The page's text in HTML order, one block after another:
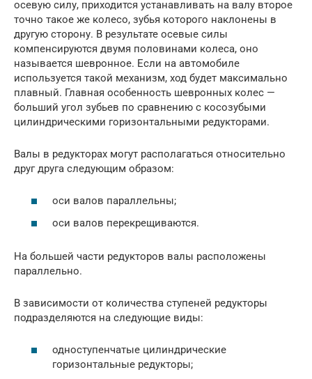
осевую силу, приходится устанавливать на валу второе
точно такое же колесо, зубья которого наклонены в
другую сторону. В результате осевые силы
компенсируются двумя половинами колеса, оно
называется шевронное. Если на автомобиле
используется такой механизм, ход будет максимально
плавный. Главная особенность шевронных колес —
больший угол зубьев по сравнению с косозубыми
цилиндрическими горизонтальными редукторами.
Валы в редукторах могут располагаться относительно
друг друга следующим образом:
оси валов параллельны;
оси валов перекрещиваются.
На большей части редукторов валы расположены
параллельно.
В зависимости от количества ступеней редукторы
подразделяются на следующие виды:
одноступенчатые цилиндрические
горизонтальные редукторы;